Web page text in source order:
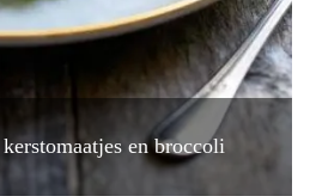
kerstomaatjes en broccoli